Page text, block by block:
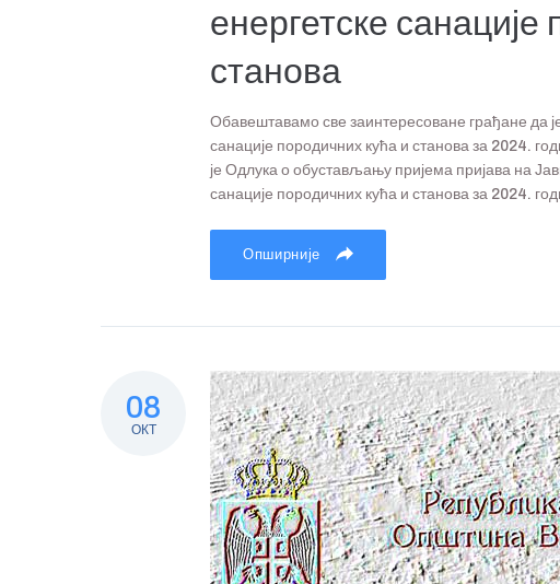
енергетске санације
станова
Обавештавамо све заинтересоване грађане да
санације породичних кућа и станова за 2024.
је Одлука о обустављању пријема пријава на
санације породичних кућа и станова за 2024.
Опширније
08
ОКТ